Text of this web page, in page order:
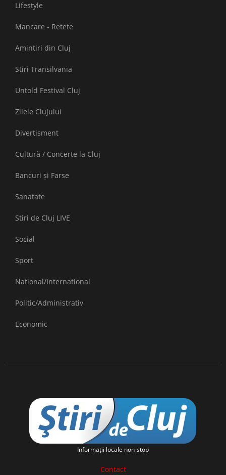
Lifestyle
Mancare - Retete
Amintiri din Cluj
Stiri Transilvania
Untold Festival Cluj
Zilele Clujului
Divertisment
Cultură / Concerte la Cluj
Bancuri și Farse
Sanatate
Stiri de Cluj LIVE
Social
Sport
National/International
Politic/Administrativ
Economic
Informaţii locale non-stop
Contact